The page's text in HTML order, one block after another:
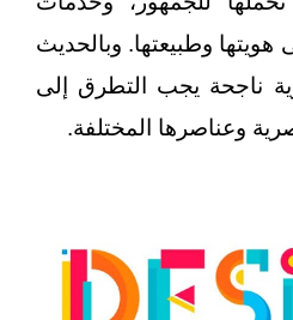
وطبيعتها. وبالحديث
ناجحة يجب التطرق إلى
وعناصرها المختلفة.